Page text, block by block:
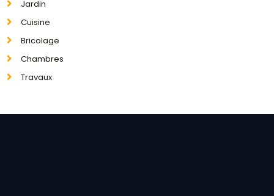
Jardin
Cuisine
Bricolage
Chambres
Travaux